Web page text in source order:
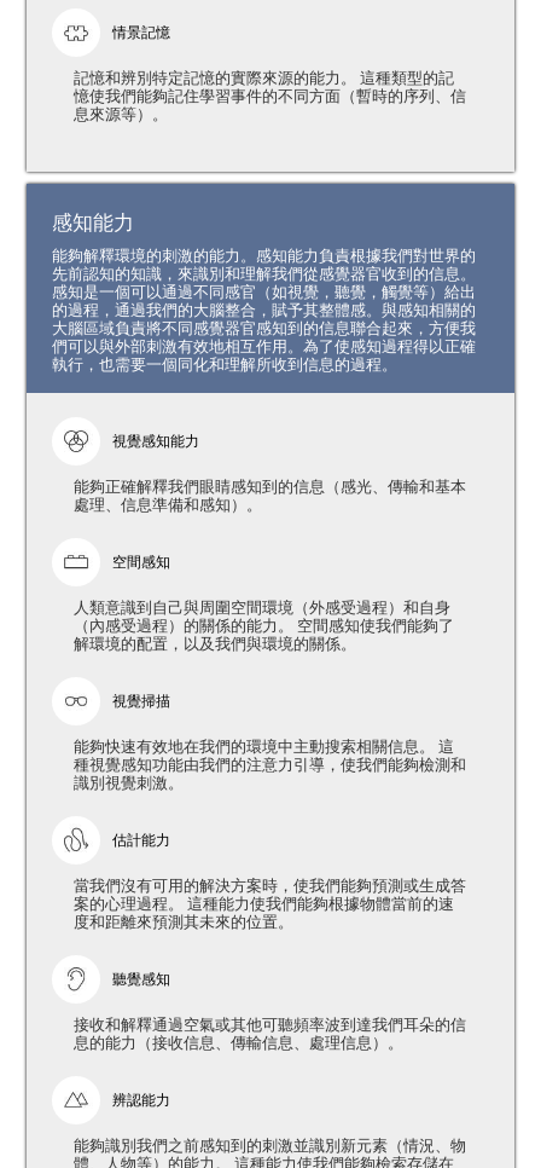
情景記憶
記憶和辨別特定記憶的實際來源的能力。 這種類型的記
憶使我們能夠記住學習事件的不同方面（暫時的序列、信
息來源等）。
感知能力
能夠解釋環境的刺激的能力。感知能力負責根據我們對世界的
先前認知的知識，來識別和理解我們從感覺器官收到的信息。
感知是一個可以通過不同感官（如視覺，聽覺，觸覺等）給出
的過程，通過我們的大腦整合，賦予其整體感。與感知相關的
大腦區域負責將不同感覺器官感知到的信息聯合起來，方便我
們可以與外部刺激有效地相互作用。為了使感知過程得以正確
執行，也需要一個同化和理解所收到信息的過程。
視覺感知能力
能夠正確解釋我們眼睛感知到的信息（感光、傳輸和基本
處理、信息準備和感知）。
空間感知
人類意識到自己與周圍空間環境（外感受過程）和自身
（內感受過程）的關係的能力。 空間感知使我們能夠了
解環境的配置，以及我們與環境的關係。
視覺掃描
能夠快速有效地在我們的環境中主動搜索相關信息。 這
種視覺感知功能由我們的注意力引導，使我們能夠檢測和
識別視覺刺激。
估計能力
當我們沒有可用的解決方案時，使我們能夠預測或生成答
案的心理過程。 這種能力使我們能夠根據物體當前的速
度和距離來預測其未來的位置。
聽覺感知
接收和解釋通過空氣或其他可聽頻率波到達我們耳朵的信
息的能力（接收信息、傳輸信息、處理信息）。
辨認能力
能夠識別我們之前感知到的刺激並識別新元素（情況、物
體、人物等）的能力。 這種能力使我們能夠檢索存儲在